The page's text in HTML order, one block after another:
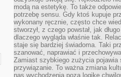
modą na estetykę. To także
potrzebę sensu. Gdy ktoś kupuje
wykonany ręcznie, często chce
stworzył, z czego powstał, jak
dlaczego wygląda właśnie tak.
staje się bardziej świadoma. Taki
szanować, naprawiać i
Zamiast szybkiego zużycia pojawia
przywiązanie. To ważna zmiana
nas wychodzenia poza logikę